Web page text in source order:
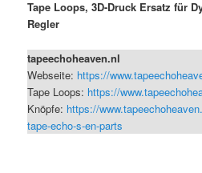
Tape Loops, 3D-Druck Ersatz für
Regler
tapeechoheaven.nl
Webseite: https://
Tape Loops: https://
Knöpfe: https://
tape-echo-s-en-parts